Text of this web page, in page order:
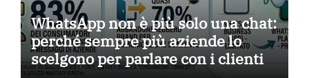
WhatsApp non è più solo una chat:
perché sempre più aziende lo
scelgono per parlare con i clienti